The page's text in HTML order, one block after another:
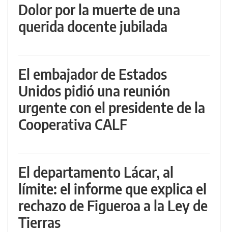
Dolor por la muerte de una
querida docente jubilada
El embajador de Estados
Unidos pidió una reunión
urgente con el presidente de la
Cooperativa CALF
El departamento Lácar, al
límite: el informe que explica el
rechazo de Figueroa a la Ley de
Tierras